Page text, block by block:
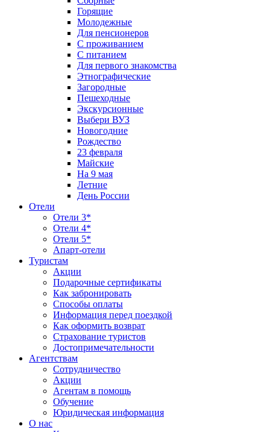
Горящие
Молодежные
Для пенсионеров
С проживанием
С питанием
Для первого знакомства
Этнографические
Загородные
Пешеходные
Экскурсионные
Выбери ВУЗ
Новогодние
Рождество
23 февраля
Майские
На 9 мая
Летние
День России
Отели
Отели 3*
Отели 4*
Отели 5*
Апарт-отели
Туристам
Акции
Подарочные сертификаты
Как забронировать
Способы оплаты
Информация перед поездкой
Как оформить возврат
Страхование туристов
Достопримечательности
Агентствам
Сотрудничество
Акции
Агентам в помощь
Обучение
Юридическая информация
О нас